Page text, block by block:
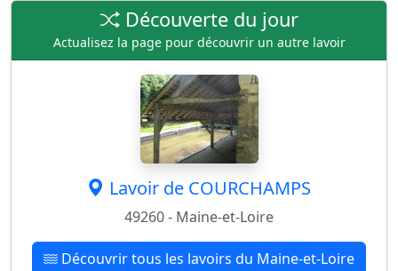
Découverte du jour
Actualisez la page pour découvrir un autre lavoir
Lavoir de COURCHAMPS
49260 - Maine-et-Loire
Découvrir tous les lavoirs du Maine-et-Loire